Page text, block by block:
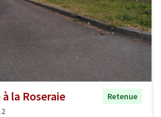
la Roseraie
Retenue